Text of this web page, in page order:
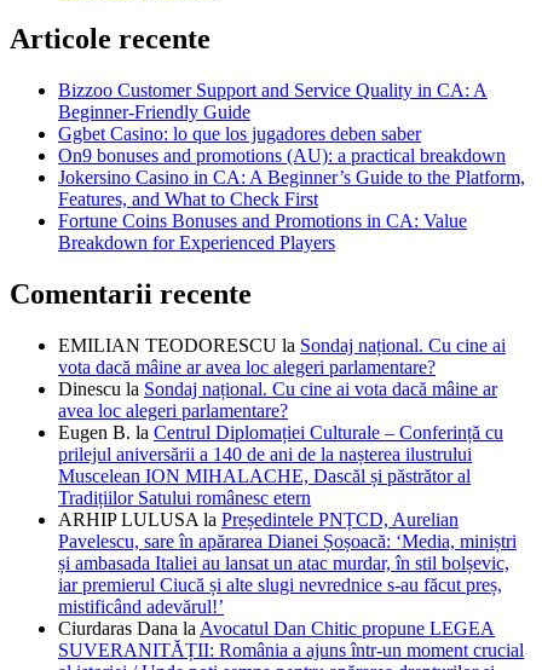
Articole recente
Bizzoo Customer Support and Service Quality in CA: A
Beginner-Friendly Guide
Ggbet Casino: lo que los jugadores deben saber
On9 bonuses and promotions (AU): a practical breakdown
Jokersino Casino in CA: A Beginner’s Guide to the Platform,
Features, and What to Check First
Fortune Coins Bonuses and Promotions in CA: Value
Breakdown for Experienced Players
Comentarii recente
EMILIAN TEODORESCU la Sondaj național. Cu cine ai
vota dacă mâine ar avea loc alegeri parlamentare?
Dinescu la Sondaj național. Cu cine ai vota dacă mâine ar
avea loc alegeri parlamentare?
Eugen B. la Centrul Diplomației Culturale – Conferință cu
prilejul aniversării a 140 de ani de la nașterea ilustrului
Muscelean ION MIHALACHE, Dascăl și păstrător al
Tradițiilor Satului românesc etern
ARHIP LULUSA la Președintele PNȚCD, Aurelian
Pavelescu, sare în apărarea Dianei Șoșoacă: ‘Media, miniștri
și ambasada Italiei au lansat un atac murdar, în stil bolșevic,
iar premierul Ciucă și alte slugi nevrednice s-au făcut preș,
mistificând adevărul!’
Ciurdaras Dana la Avocatul Dan Chitic propune LEGEA
SUVERANITĂȚII: România a ajuns într-un moment crucial